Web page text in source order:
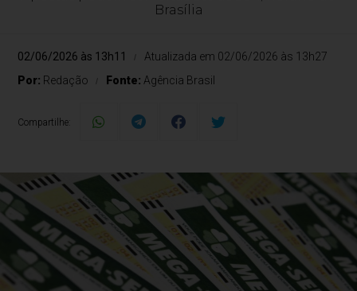
Brasília
02/06/2026 às 13h11
Atualizada em 02/06/2026 às 13h27
Por: Redação Fonte: Agência Brasil
Compartilhe: